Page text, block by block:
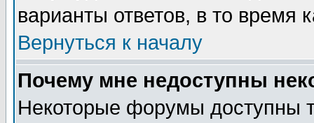
варианты ответов, в то время
Вернуться к началу
Почему мне недоступны
Некоторые форумы доступны